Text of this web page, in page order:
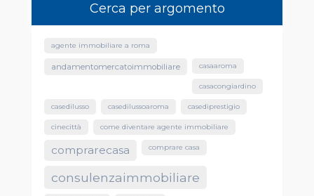
Cerca per argomento
agente immobiliare a roma
andamentomercatoimmobiliare casaaroma
casacongiardino
casedilusso casedilussoaroma casediprestigio
cinecittà come diventare agente immobiliare
comprarecasa comprare casa
consulenzaimmobiliare